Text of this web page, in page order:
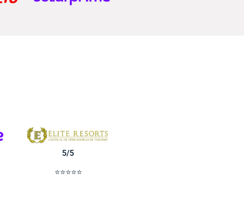
5/5
⭐⭐⭐⭐⭐